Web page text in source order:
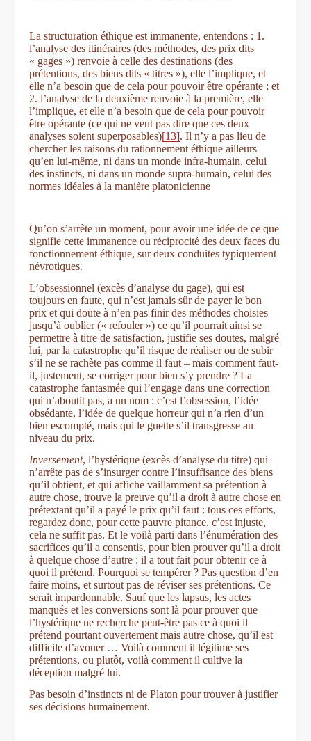
La structuration éthique est immanente, entendons : 1.
l’analyse des itinéraires (des méthodes, des prix dits
« gages ») renvoie à celle des destinations (des
prétentions, des biens dits « titres »), elle l’implique, et
elle n’a besoin que de cela pour pouvoir être opérante ; et
2. l’analyse de la deuxième renvoie à la première, elle
l’implique, et elle n’a besoin que de cela pour pouvoir
être opérante (ce qui ne veut pas dire que ces deux
analyses soient superposables)[13]. Il n’y a pas lieu de
chercher les raisons du rationnement éthique ailleurs
qu’en lui-même, ni dans un monde infra-humain, celui
des instincts, ni dans un monde supra-humain, celui des
normes idéales à la manière platonicienne
Qu’on s’arrête un moment, pour avoir une idée de ce que
signifie cette immanence ou réciprocité des deux faces du
fonctionnement éthique, sur deux conduites typiquement
névrotiques.
L’obsessionnel (excès d’analyse du gage), qui est
toujours en faute, qui n’est jamais sûr de payer le bon
prix et qui doute à n’en pas finir des méthodes choisies
jusqu’à oublier (« refouler ») ce qu’il pourrait ainsi se
permettre à titre de satisfaction, justifie ses doutes, malgré
lui, par la catastrophe qu’il risque de réaliser ou de subir
s’il ne se rachète pas comme il faut – mais comment faut-
il, justement, se corriger pour bien s’y prendre ? La
catastrophe fantasmée qui l’engage dans une correction
qui n’aboutit pas, a un nom : c’est l’obsession, l’idée
obsédante, l’idée de quelque horreur qui n’a rien d’un
bien escompté, mais qui le guette s’il transgresse au
niveau du prix.
Inversement, l’hystérique (excès d’analyse du titre) qui
n’arrête pas de s’insurger contre l’insuffisance des biens
qu’il obtient, et qui affiche vaillamment sa prétention à
autre chose, trouve la preuve qu’il a droit à autre chose en
prétextant qu’il a payé le prix qu’il faut : tous ces efforts,
regardez donc, pour cette pauvre pitance, c’est injuste,
cela ne suffit pas. Et le voilà parti dans l’énumération des
sacrifices qu’il a consentis, pour bien prouver qu’il a droit
à quelque chose d’autre : il a tout fait pour obtenir ce à
quoi il prétend. Pourquoi se tempérer ? Pas question d’en
faire moins, et surtout pas de réviser ses prétentions. Ce
serait impardonnable. Sauf que les lapsus, les actes
manqués et les conversions sont là pour prouver que
l’hystérique ne recherche peut-être pas ce à quoi il
prétend pourtant ouvertement mais autre chose, qu’il est
difficile d’avouer … Voilà comment il légitime ses
prétentions, ou plutôt, voilà comment il cultive la
déception malgré lui.
Pas besoin d’instincts ni de Platon pour trouver à justifier
ses décisions humainement.